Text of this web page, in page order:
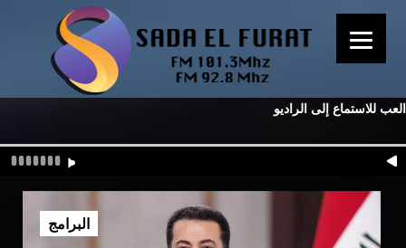
العب للاستماع إلى الراديو
البرامج